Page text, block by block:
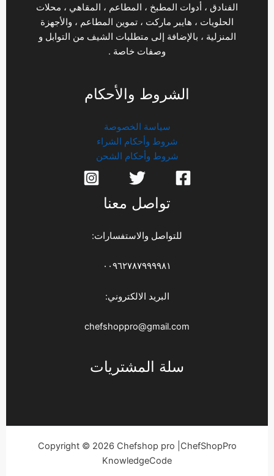
الفنادق ، أدوات المطبخ ، المطاعم ، المقاهي ، محلات
الحلويات ، هايبر ماركت ، تموين المطاعم ، والأجهزة
المنزلية ، بالإضافة إلى متطلبات الشيف من التوابل و
وصفات خاصة .
الشروط والأحكام
سياسة الخصوصة
شروط وأحكام الشراء
شروط وأحكام الشحن
تواصل معنا
للتواصل والاستفسارات:
٠٠٩٦٢٧٨٧٩٩٩٩٨١
البريد الالكتروني:
chefshoppro@gmail.com
سلة المشتريات
Copyright © 2026 Chefshop pro |ChefShopPro
KnowledgeCode